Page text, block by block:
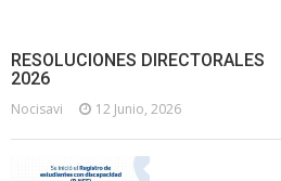
RESOLUCIONES DIRECTORALES
2026
Nocisavi 12 Junio, 2026